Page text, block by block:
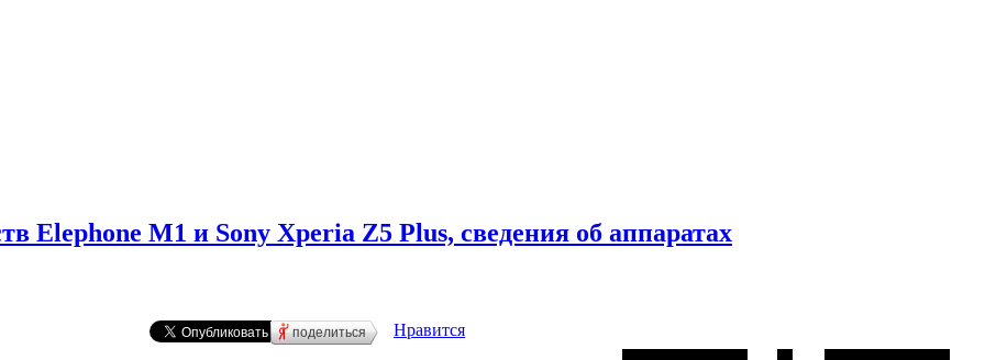
Elephone M1 и Sony Xperia Z5 Plus, сведения об аппаратах
поделиться Нравится